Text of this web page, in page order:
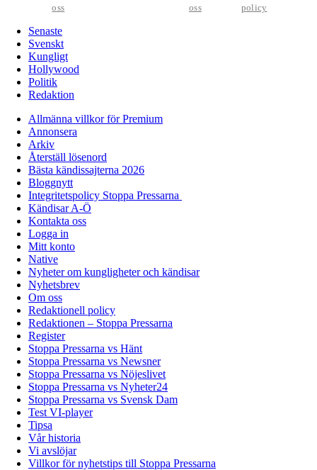
oss
oss
policy
Senaste
Svenskt
Kungligt
Hollywood
Politik
Redaktion
Allmänna villkor för Premium
Annonsera
Arkiv
Återställ lösenord
Bästa kändissajterna 2026
Bloggnytt
Integritetspolicy Stoppa Pressarna
Kändisar A-Ö
Kontakta oss
Logga in
Mitt konto
Native
Nyheter om kungligheter och kändisar
Nyhetsbrev
Om oss
Redaktionell policy
Redaktionen – Stoppa Pressarna
Register
Stoppa Pressarna vs Hänt
Stoppa Pressarna vs Newsner
Stoppa Pressarna vs Nöjeslivet
Stoppa Pressarna vs Nyheter24
Stoppa Pressarna vs Svensk Dam
Test VI-player
Tipsa
Vår historia
Vi avslöjar
Villkor för nyhetstips till Stoppa Pressarna